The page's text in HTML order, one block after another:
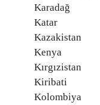
Karadağ
Katar
Kazakistan
Kenya
Kırgızistan
Kiribati
Kolombiya